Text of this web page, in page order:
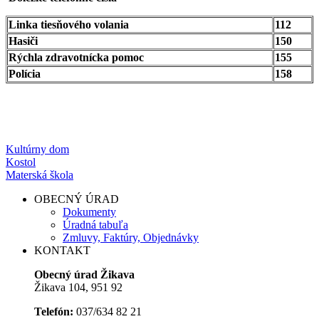
Linka tiesňového volania
112
Hasiči
150
Rýchla zdravotnícka pomoc
155
Polícia
158
Kultúrny dom
Kostol
Materská škola
OBECNÝ ÚRAD
Dokumenty
Úradná tabuľa
Zmluvy, Faktúry, Objednávky
KONTAKT
Obecný úrad Žikava
Žikava 104, 951 92
Telefón: 037/634 82 21